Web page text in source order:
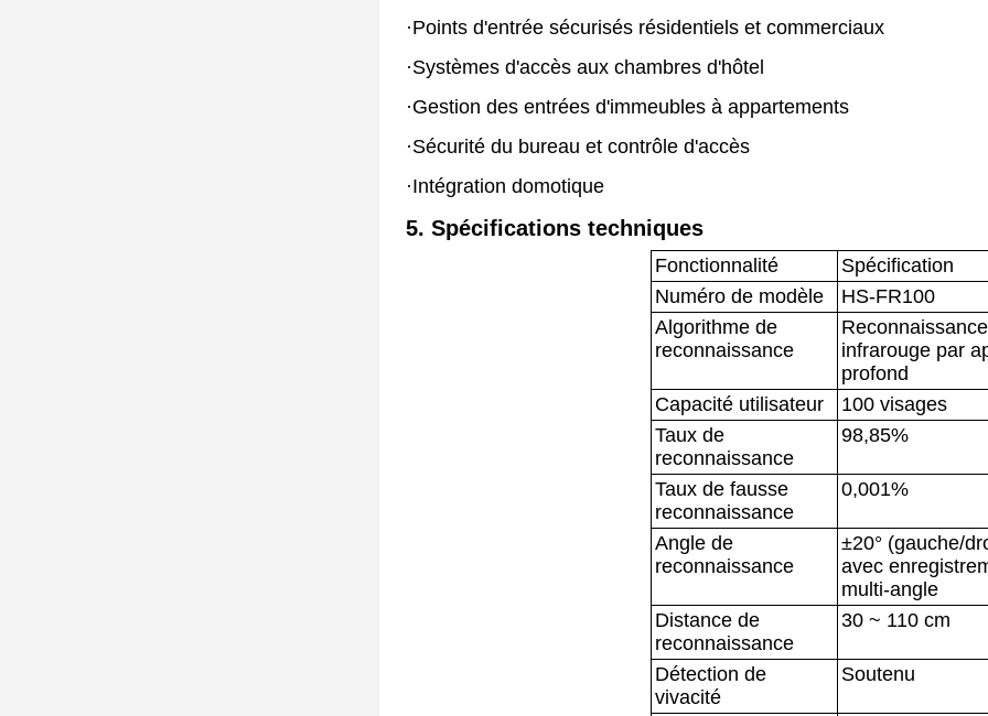
·Points d'entrée sécurisés résidentiels et commerciaux
·Systèmes d'accès aux chambres d'hôtel
·Gestion des entrées d'immeubles à appartements
·Sécurité du bureau et contrôle d'accès
·Intégration domotique
5. Spécifications techniques
Fonctionnalité
Spécification
Numéro de modèle
HS-FR100
Algorithme de
reconnaissance
infrarouge par
profond
Capacité utilisateur
100 visages
Taux de
reconnaissance
98,85%
Taux de fausse
reconnaissance
0,001%
Angle de
reconnaissance
±20° (gauche/
avec
multi-angle
Distance de
reconnaissance
30 ~ 110 cm
Détection de
vivacité
Soutenu